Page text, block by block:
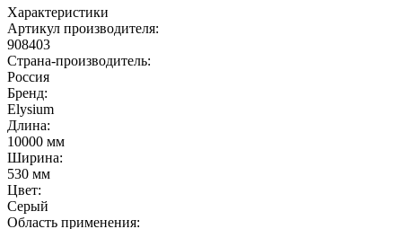
Характеристики
Артикул производителя:
908403
Страна-производитель:
Россия
Бренд:
Elysium
Длина:
10000 мм
Ширина:
530 мм
Цвет:
Серый
Область применения: